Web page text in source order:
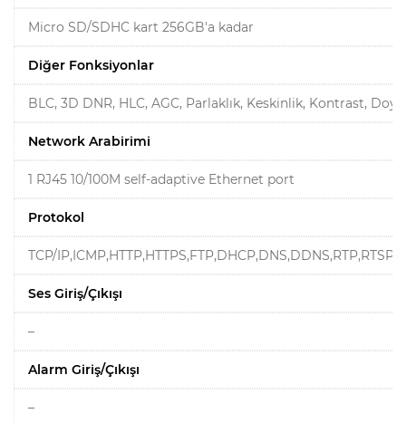
Micro SD/SDHC kart 256GB'a kadar
Diğer Fonksiyonlar
BLC, 3D DNR, HLC, AGC, Parlaklık, Keskinlik, Kontrast,
Network Arabirimi
1 RJ45 10/100M self-adaptive Ethernet port
Protokol
TCP/
Ses Giriş/Çıkışı
–
Alarm Giriş/Çıkışı
–